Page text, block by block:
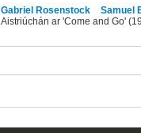
Gabriel Rosenstock
Samuel
Aistriúchán ar 'Come and Go'